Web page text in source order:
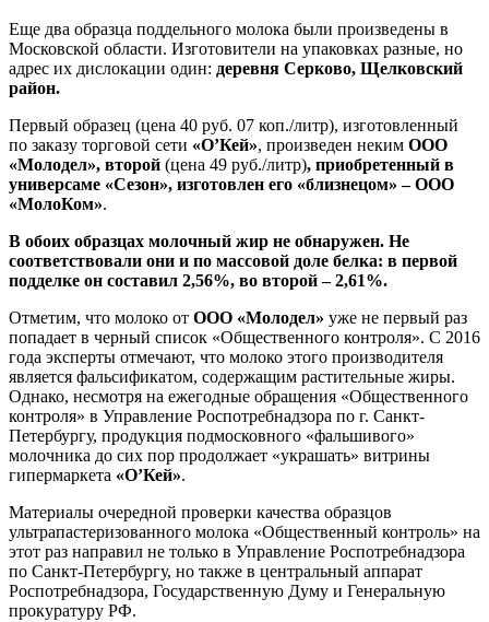
Еще два образца поддельного молока были произведены в
Московской области. Изготовители на упаковках разные, но
адрес их дислокации один: деревня Серково, Щелковский
район.
Первый образец (цена 40 руб. 07 коп./литр), изготовленный
по заказу торговой сети «О’Кей», произведен неким ООО
«Молодел», второй (цена 49 руб./литр), приобретенный в
универсаме «Сезон», изготовлен его «близнецом» –ООО
«МолоКом».
В обоих образцах молочный жир не обнаружен. Не
соответствовали они и по массовой доле белка: в первой
подделке он составил 2,56%, во второй – 2,61%.
Отметим, что молоко от ООО «Молодел» уже не первый раз
попадает в черный список «Общественного контроля». С 2016
года эксперты отмечают, что молоко этого производителя
является фальсификатом, содержащим растительные жиры.
Однако, несмотря на ежегодные обращения «Общественного
контроля» в Управление Роспотребнадзора по г. Санкт-
Петербургу, продукция подмосковного «фальшивого»
молочника до сих пор продолжает «украшать» витрины
гипермаркета «О’Кей».
Материалы очередной проверки качества образцов
ультрапастеризованного молока «Общественный контроль» на
этот раз направил не только в Управление Роспотребнадзора
по Санкт-Петербургу, но также в центральный аппарат
Роспотребнадзора, Государственную Думу и Генеральную
прокуратуру РФ.